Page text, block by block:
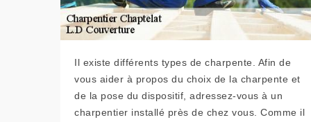
Il existe différents types de charpente. Afin de
vous aider à propos du choix de la charpente et
de la pose du dispositif, adressez-vous à un
charpentier installé près de chez vous. Comme il